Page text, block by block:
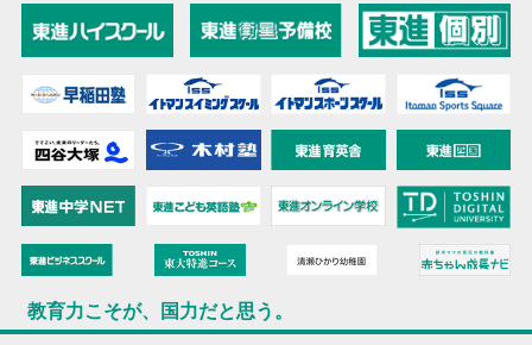
教育力こそが、国力だと思う。